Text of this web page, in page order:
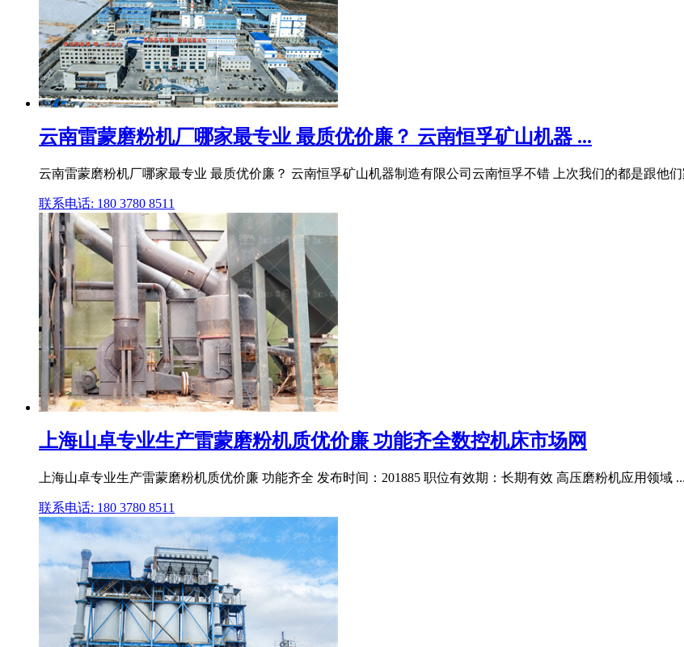
云南雷蒙磨粉机厂哪家最专业 最质优价廉？ 云南恒孚矿山机器 ...
云南雷蒙磨粉机厂哪家最专业 最质优价廉？ 云南恒孚矿山机器制造有限公司云南恒孚不错 上次我们的都是跟他
联系电话: 180 3780 8511
上海山卓专业生产雷蒙磨粉机质优价廉 功能齐全数控机床市场网
上海山卓专业生产雷蒙磨粉机质优价廉 功能齐全 发布时间：201885 职位有效期：长期有效 高压磨粉机应用领
联系电话: 180 3780 8511